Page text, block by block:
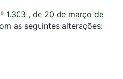
1.303 , de 20 de março de
as seguintes alterações: